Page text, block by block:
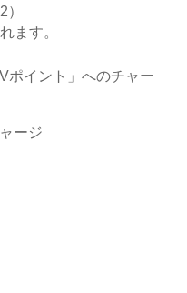
ます。
ポイント」へのチャー
ージ